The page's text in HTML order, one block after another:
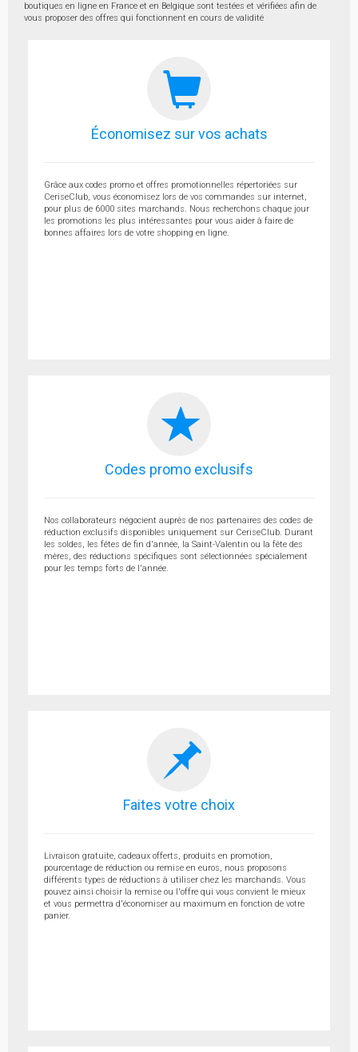
boutiques en ligne en France et en Belgique sont testées et vérifiées afin de
vous proposer des offres qui fonctionnent en cours de validité
Économisez sur vos achats
Grâce aux codes promo et offres promotionnelles répertoriées sur
CeriseClub, vous économisez lors de vos commandes sur internet,
pour plus de 6000 sites marchands. Nous recherchons chaque jour
les promotions les plus intéressantes pour vous aider à faire de
bonnes affaires lors de votre shopping en ligne.
Codes promo exclusifs
Nos collaborateurs négocient auprès de nos partenaires des codes de
réduction exclusifs disponibles uniquement sur CeriseClub. Durant
les soldes, les fêtes de fin d'année, la Saint-Valentin ou la fête des
mères, des réductions spécifiques sont sélectionnées spécialement
pour les temps forts de l'année.
Faites votre choix
Livraison gratuite, cadeaux offerts, produits en promotion,
pourcentage de réduction ou remise en euros, nous proposons
différents types de réductions à utiliser chez les marchands. Vous
pouvez ainsi choisir la remise ou l'offre qui vous convient le mieux
et vous permettra d'économiser au maximum en fonction de votre
panier.